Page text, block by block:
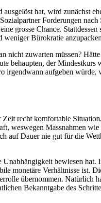
hat, wird zunächst
Forderungen nach
grosse Chance.
weniger Bürokratie
nicht zuwarten müssen?
behaupten, der Mindestkurs
irgendwann aufgeben
recht komfortable
weswegen Massnahmen
auf Dauer nie gut für die
bewiesen hat.
monetäre Verhältnisse ist.
übernommen. Natürlich
Bekanntgabe des